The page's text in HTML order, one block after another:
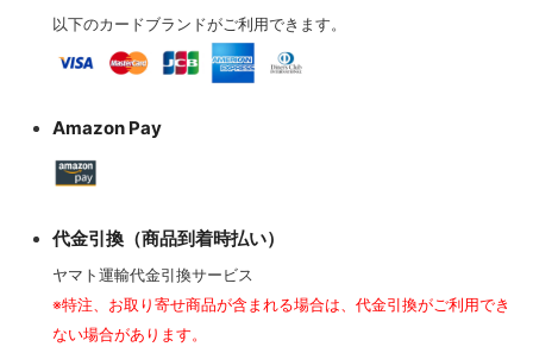
以下のカードブランドがご利用できます。
Amazon Pay
代金引換（商品到着時払い）
ヤマト運輸代金引換サービス
※特注、お取り寄せ商品が含まれる場合は、代金引換がご利用でき
ない場合があります。